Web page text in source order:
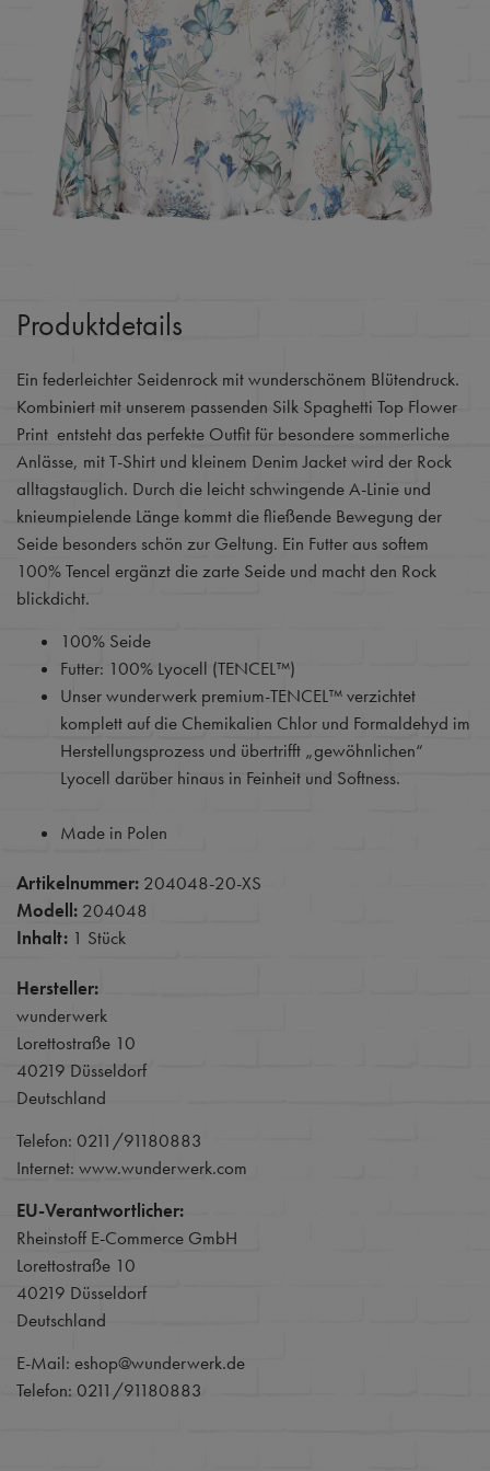
Produktdetails
Ein federleichter Seidenrock mit wunderschönem Blütendruck.
Kombiniert mit unserem passenden Silk Spaghetti Top Flower
Print entsteht das perfekte Outfit für besondere sommerliche
Anlässe, mit T-Shirt und kleinem Denim Jacket wird der Rock
alltagstauglich. Durch die leicht schwingende A-Linie und
knieumpielende Länge kommt die fließende Bewegung der
Seide besonders schön zur Geltung. Ein Futter aus softem
100% Tencel ergänzt die zarte Seide und macht den Rock
blickdicht.
100% Seide
Futter: 100% Lyocell (TENCEL™)
Unser wunderwerk premium-TENCEL™ verzichtet
komplett auf die Chemikalien Chlor und Formaldehyd im
Herstellungsprozess und übertrifft „gewöhnlichen“
Lyocell darüber hinaus in Feinheit und Softness.
Made in Polen
Artikelnummer: 204048-20-XS
Modell: 204048
Inhalt: 1 Stück
Hersteller:
wunderwerk
Lorettostraße 10
40219 Düsseldorf
Deutschland
Telefon: 0211/91180883
Internet: www.wunderwerk.com
EU-Verantwortlicher:
Rheinstoff E-Commerce GmbH
Lorettostraße 10
40219 Düsseldorf
Deutschland
E-Mail: eshop@wunderwerk.de
Telefon: 0211/91180883